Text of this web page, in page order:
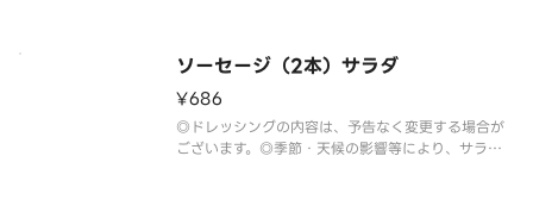
ソーセージ（2本）サラダ
¥686
◎ドレッシングの内容は、予告なく変更する場合が
ございます。◎季節・天候の影響等により、サラダ